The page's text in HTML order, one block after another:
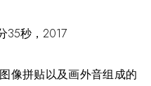
35秒，2017
像拼贴以及画外音组成的